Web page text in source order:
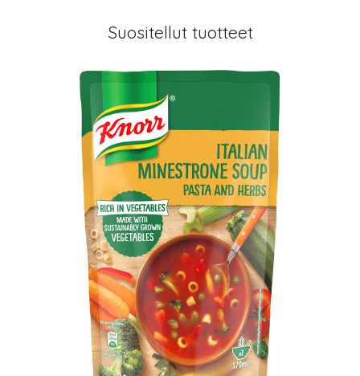
Suositellut tuotteet